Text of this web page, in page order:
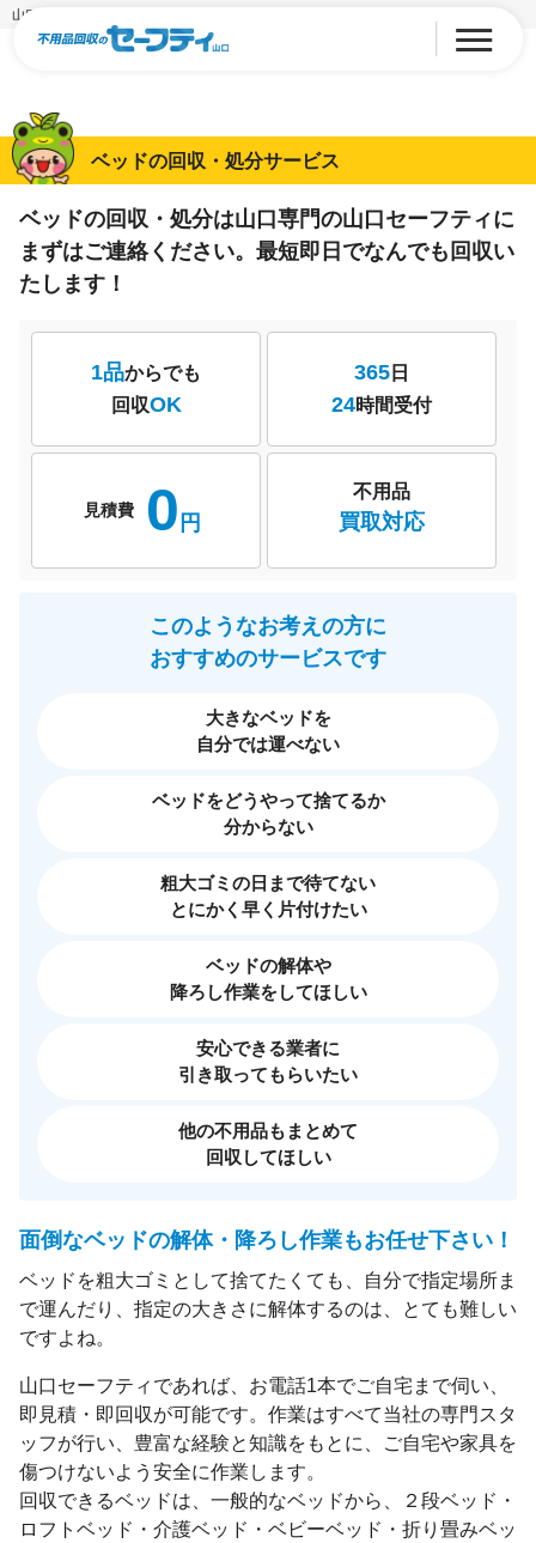
山口のベッド回収・処分
ベッドの回収・処分サービス
ベッドの回収・処分は山口専門の山口セーフティに
まずはご連絡ください。 最短即日でなんでも回収い
たします！
1品からでも
回収OK
365 日
24時間受付
見積費 0 円
不用品
買取対応
このようなお考えの方に
おすすめのサービスです
大きなベッドを
自分では運べない
ベッドをどうやって捨てるか
分からない
粗大ゴミの日まで待てない
とにかく早く片付けたい
ベッドの解体や
降ろし作業をしてほしい
安心できる業者に
引き取ってもらいたい
他の不用品もまとめて
回収してほしい
面倒なベッドの解体・降ろし作業もお任せ下さい！
ベッドを粗大ゴミとして捨てたくても、自分で指定場所ま
で運んだり、指定の大きさに解体するのは、とても難しい
ですよね。
山口セーフティであれば、お電話1本でご自宅まで伺い、
即見積・即回収が可能です。作業はすべて当社の専門スタ
ッフが行い、豊富な経験と知識をもとに、ご自宅や家具を
傷つけないよう安全に作業します。
回収できるベッドは、一般的なベッドから、２段ベッド・
ロフトベッド・介護ベッド・ベビーベッド・折り畳みベッ